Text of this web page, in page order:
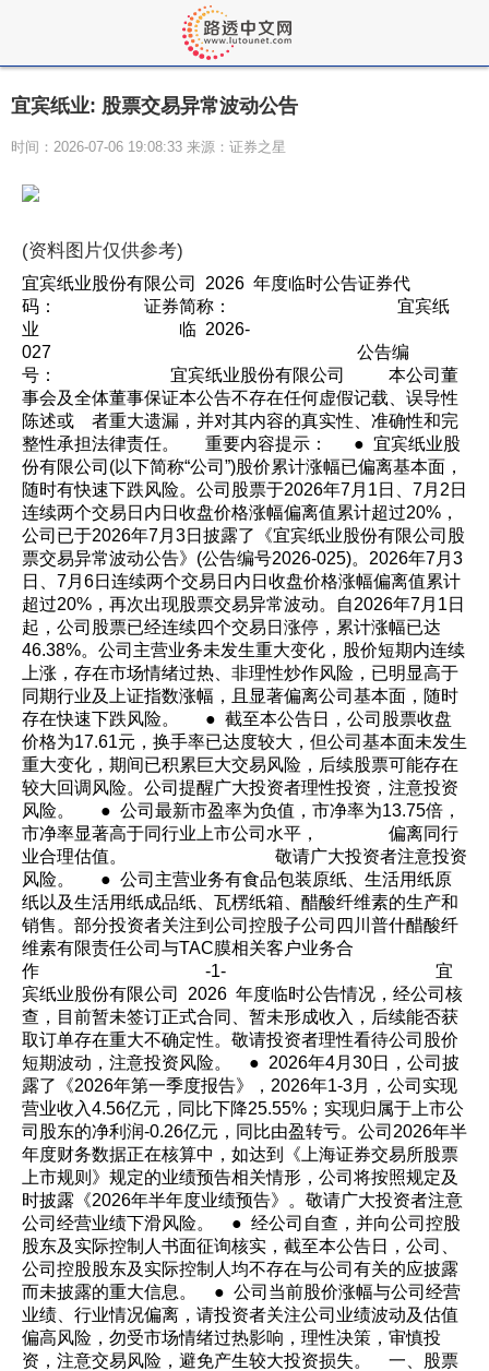
宜宾纸业: 股票交易异常波动公告
时间：2026-07-06 19:08:33 来源：证券之星
(资料图片仅供参考)
宜宾纸业股份有限公司 2026 年度临时公告证券代
码： 证券简称： 宜宾纸
业 临 2026-
027 公告编
号： 宜宾纸业股份有限公司 本公司董
事会及全体董事保证本公告不存在任何虚假记载、误导性
陈述或 者重大遗漏，并对其内容的真实性、准确性和完
整性承担法律责任。 重要内容提示： ● 宜宾纸业股
份有限公司(以下简称“公司”)股价累计涨幅已偏离基本面，
随时有快速下跌风险。公司股票于2026年7月1日、7月2日
连续两个交易日内日收盘价格涨幅偏离值累计超过20%，
公司已于2026年7月3日披露了《宜宾纸业股份有限公司股
票交易异常波动公告》(公告编号2026-025)。2026年7月3
日、7月6日连续两个交易日内日收盘价格涨幅偏离值累计
超过20%，再次出现股票交易异常波动。自2026年7月1日
起，公司股票已经连续四个交易日涨停，累计涨幅已达
46.38%。公司主营业务未发生重大变化，股价短期内连续
上涨，存在市场情绪过热、非理性炒作风险，已明显高于
同期行业及上证指数涨幅，且显著偏离公司基本面，随时
存在快速下跌风险。 ● 截至本公告日，公司股票收盘
价格为17.61元，换手率已达度较大，但公司基本面未发生
重大变化，期间已积累巨大交易风险，后续股票可能存在
较大回调风险。公司提醒广大投资者理性投资，注意投资
风险。 ● 公司最新市盈率为负值，市净率为13.75倍，
市净率显著高于同行业上市公司水平， 偏离同行
业合理估值。 敬请广大投资者注意投资
风险。 ● 公司主营业务有食品包装原纸、生活用纸原
纸以及生活用纸成品纸、瓦楞纸箱、醋酸纤维素的生产和
销售。部分投资者关注到公司控股子公司四川普什醋酸纤
维素有限责任公司与TAC膜相关客户业务合
作 -1- 宜
宾纸业股份有限公司 2026 年度临时公告情况，经公司核
查，目前暂未签订正式合同、暂未形成收入，后续能否获
取订单存在重大不确定性。敬请投资者理性看待公司股价
短期波动，注意投资风险。 ● 2026年4月30日，公司披
露了《2026年第一季度报告》，2026年1-3月，公司实现
营业收入4.56亿元，同比下降25.55%；实现归属于上市公
司股东的净利润-0.26亿元，同比由盈转亏。公司2026年半
年度财务数据正在核算中，如达到《上海证券交易所股票
上市规则》规定的业绩预告相关情形，公司将按照规定及
时披露《2026年半年度业绩预告》。敬请广大投资者注意
公司经营业绩下滑风险。 ● 经公司自查，并向公司控股
股东及实际控制人书面征询核实，截至本公告日，公司、
公司控股股东及实际控制人均不存在与公司有关的应披露
而未披露的重大信息。 ● 公司当前股价涨幅与公司经营
业绩、行业情况偏离，请投资者关注公司业绩波动及估值
偏高风险，勿受市场情绪过热影响，理性决策，审慎投
资，注意交易风险，避免产生较大投资损失。 一、股票